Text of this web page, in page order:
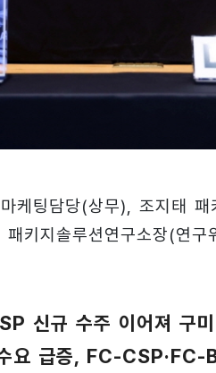
케팅담당(상무), 조지태
키지솔루션연구소장(연
신규 수주 이어져 구
요 급증, FC-CSP·FC-